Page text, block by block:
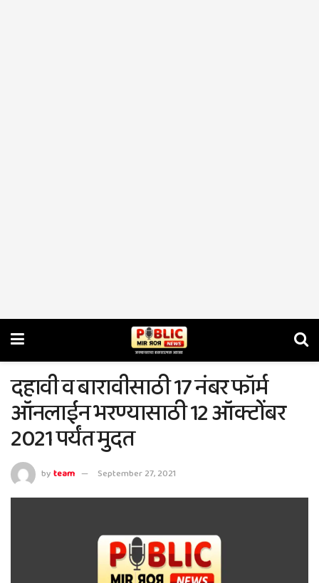
दहावी व बारावीसाठी 17 नंबर फॉर्म
ऑनलाईन भरण्यासाठी 12 ऑक्टोंबर
2021 पर्यंत मुदत
byteam September 27, 2021